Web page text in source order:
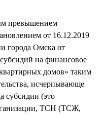
превышением
от 16.12.2019
города Омска от
на финансовое
домов» таким
исчерпывающе
субсидии (это
ТСН (ТСЖ,